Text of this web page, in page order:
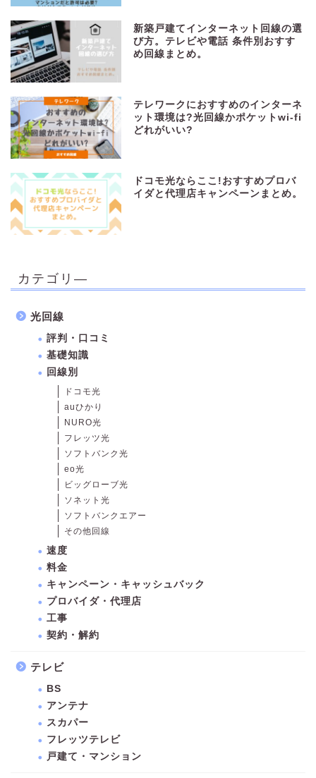
新築戸建てインターネット回線の選
び方。テレビや電話 条件別おすす
め回線まとめ。
テレワークにおすすめのインターネ
ット環境は?光回線かポケットwi-fi
どれがいい?
ドコモ光ならここ!おすすめプロバ
イダと代理店キャンペーンまとめ。
カテゴリ―
光回線
評判・口コミ
基礎知識
回線別
ドコモ光
auひかり
NURO光
フレッツ光
ソフトバンク光
eo光
ビッグローブ光
ソネット光
ソフトバンクエアー
その他回線
速度
料金
キャンペーン・キャッシュバック
プロバイダ・代理店
工事
契約・解約
テレビ
BS
アンテナ
スカパー
フレッツテレビ
戸建て・マンション